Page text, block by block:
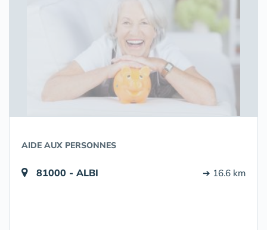
AIDE AUX PERSONNES
81000 - ALBI ➔ 16.6 km